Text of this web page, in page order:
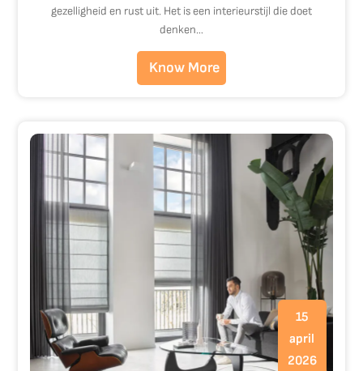
gezelligheid en rust uit. Het is een interieurstijl die doet
denken…
Know More
15
april
2026